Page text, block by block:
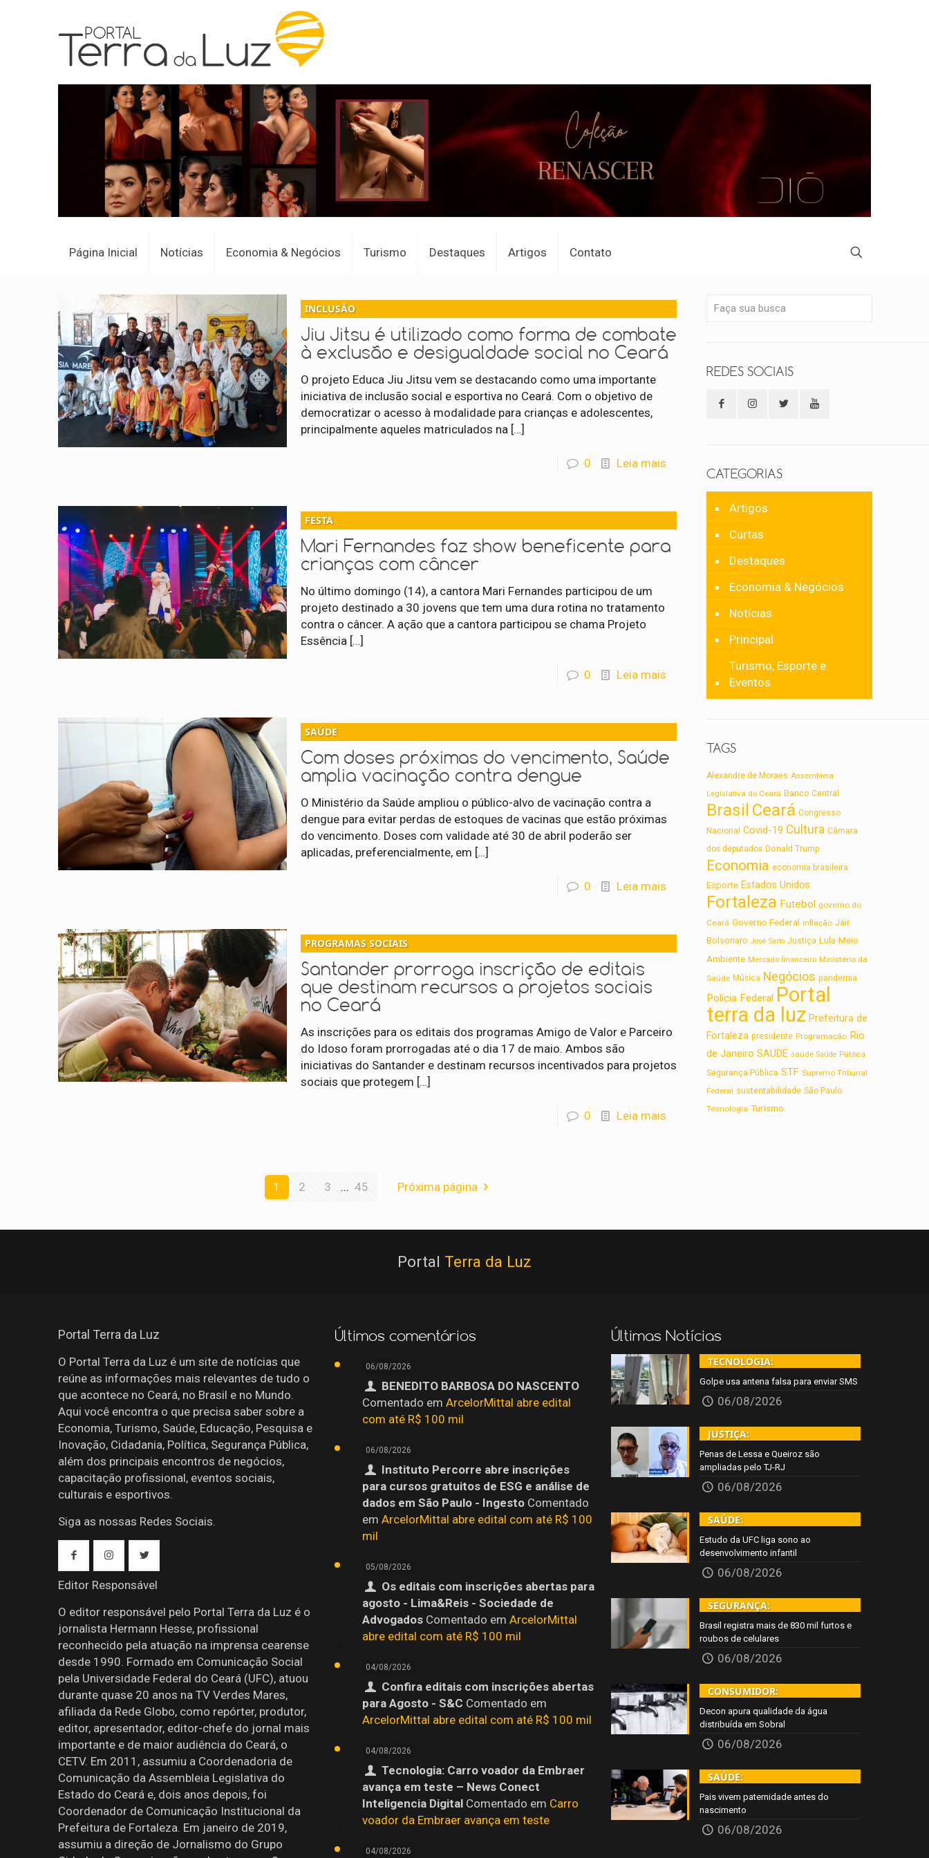
Página Inicial Notícias Economia & Negócios Turismo Destaques Artigos Contato
INCLUSÃO
Jiu Jitsu é utilizado como forma de combate
à exclusão e desigualdade social no Ceará
O projeto Educa Jiu Jitsu vem se destacando como uma importante
iniciativa de inclusão social e esportiva no Ceará. Com o objetivo de
democratizar o acesso à modalidade para crianças e adolescentes,
principalmente aqueles matriculados na […]
0 Leia mais
FESTA
Mari Fernandes faz show beneficente para
crianças com câncer
No último domingo (14), a cantora Mari Fernandes participou de um
projeto destinado a 30 jovens que tem uma dura rotina no tratamento
contra o câncer. A ação que a cantora participou se chama Projeto
Essência […]
0 Leia mais
SAÚDE
Com doses próximas do vencimento, Saúde
amplia vacinação contra dengue
O Ministério da Saúde ampliou o público-alvo de vacinação contra a
dengue para evitar perdas de estoques de vacinas que estão próximas
do vencimento. Doses com validade até 30 de abril poderão ser
aplicadas, preferencialmente, em […]
0 Leia mais
PROGRAMAS SOCIAIS
Santander prorroga inscrição de editais
que destinam recursos a projetos sociais
no Ceará
As inscrições para os editais dos programas Amigo de Valor e Parceiro
do Idoso foram prorrogadas até o dia 17 de maio. Ambos são
iniciativas do Santander e destinam recursos incentivados para projetos
sociais que protegem […]
0 Leia mais
1 2 3 ... 45 Próxima página
REDES SOCIAIS
CATEGORIAS
Artigos
Curtas
Destaques
Economia & Negócios
Notícias
Principal
Turismo, Esporte e
Eventos
TAGS
Alexandre de Moraes Assembleia
Legislativa do Ceará Banco Central
Brasil Ceará Congresso
Nacional
Covid-19 Cultura Câmara
dos deputados Donald Trump
Economia economia brasileira
Esporte Estados Unidos
Fortaleza Futebol governo do
Ceará Governo Federal inflação Jair
Bolsonaro José Sarto Justiça Lula Meio
Ambiente Mercado financeiro Ministério da
Saúde Música Negócios pandemia
Polícia Federal Portal
terra da luz Prefeitura de
Fortaleza presidente Programação Rio
de Janeiro SAUDE saúde Saúde Pública
Segurança Pública STF Supremo Tribunal
Federal sustentabilidade São Paulo
Tecnologia Turismo
Portal Terra da Luz
Portal Terra da Luz
O Portal Terra da Luz é um site de notícias que
reúne as informações mais relevantes de tudo o
que acontece no Ceará, no Brasil e no Mundo.
Aqui você encontra o que precisa saber sobre a
Economia, Turismo, Saúde, Educação, Pesquisa e
Inovação, Cidadania, Política, Segurança Pública,
além dos principais encontros de negócios,
capacitação profissional, eventos sociais,
culturais e esportivos.
Siga as nossas Redes Sociais.
Editor Responsável
O editor responsável pelo Portal Terra da Luz é o
jornalista Hermann Hesse, profissional
reconhecido pela atuação na imprensa cearense
desde 1990. Formado em Comunicação Social
pela Universidade Federal do Ceará (UFC), atuou
durante quase 20 anos na TV Verdes Mares,
afiliada da Rede Globo, como repórter, produtor,
editor, apresentador, editor-chefe do jornal mais
importante e de maior audiência do Ceará, o
CETV. Em 2011, assumiu a Coordenadoria de
Comunicação da Assembleia Legislativa do
Estado do Ceará e, dois anos depois, foi
Coordenador de Comunicação Institucional da
Prefeitura de Fortaleza. Em janeiro de 2019,
assumiu a direção de Jornalismo do Grupo
Últimos comentários
06/08/2026
BENEDITO BARBOSA DO NASCENTO
Comentado em ArcelorMittal abre edital
com até R$ 100 mil
06/08/2026
Instituto Percorre abre inscrições
para cursos gratuitos de ESG e análise de
dados em São Paulo - IngestoComentado
em ArcelorMittal abre edital com até R$ 100
mil
05/08/2026
Os editais com inscrições abertas para
agosto - Lima&Reis - Sociedade de
AdvogadosComentado em ArcelorMittal
abre edital com até R$ 100 mil
04/08/2026
Confira editais com inscrições abertas
para Agosto - S&C Comentado em
ArcelorMittal abre edital com até R$ 100 mil
04/08/2026
Tecnologia: Carro voador da Embraer
avança em teste – News Conect
Inteligencia DigitalComentado em Carro
voador da Embraer avança em teste
04/08/2026
Últimas Notícias
TECNOLOGIA:
Golpe usa antena falsa para enviar SMS
06/08/2026
JUSTIÇA:
Penas de Lessa e Queiroz são
ampliadas pelo TJ-RJ
06/08/2026
SAÚDE:
Estudo da UFC liga sono ao
desenvolvimento infantil
06/08/2026
SEGURANÇA:
Brasil registra mais de 830 mil furtos e
roubos de celulares
06/08/2026
CONSUMIDOR:
Decon apura qualidade da água
distribuída em Sobral
06/08/2026
SAÚDE:
Pais vivem paternidade antes do
nascimento
06/08/2026